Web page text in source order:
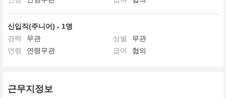
신입직(주니어) - 1명
경력
무관 성별
무관
연령
연령무관 급여 협의
근무지정보